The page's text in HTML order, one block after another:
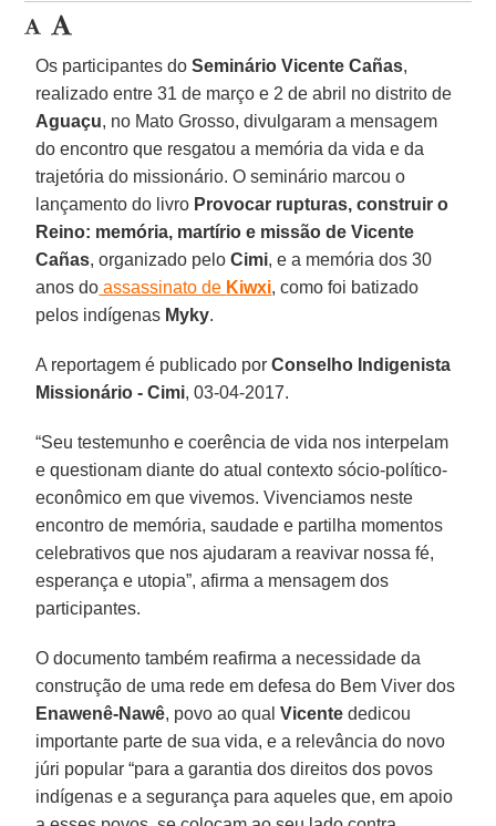
Os participantes do Seminário Vicente Cañas,
realizado entre 31 de março e 2 de abril no distrito de
Aguaçu, no Mato Grosso, divulgaram a mensagem
do encontro que resgatou a memória da vida e da
trajetória do missionário. O seminário marcou o
lançamento do livro Provocar rupturas, construir o
Reino: memória, martírio e missão de Vicente
Cañas, organizado peloCimi, e a memória dos 30
anos do assassinato de Kiwxi, como foi batizado
pelos indígenas Myky.
A reportagem é publicado porConselho Indigenista
Missionário - Cimi, 03-04-2017.
“Seu testemunho e coerência de vida nos interpelam
e questionam diante do atual contexto sócio-político-
econômico em que vivemos. Vivenciamos neste
encontro de memória, saudade e partilha momentos
celebrativos que nos ajudaram a reavivar nossa fé,
esperança e utopia”, afirma a mensagem dos
participantes.
O documento também reafirma a necessidade da
construção de uma rede em defesa do Bem Viver dos
Enawenê-Nawê, povo ao qualVicente dedicou
importante parte de sua vida, e a relevância do novo
júri popular “para a garantia dos direitos dos povos
indígenas e a segurança para aqueles que, em apoio